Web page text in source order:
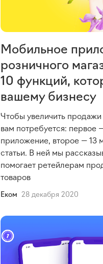
Мобильное
розничного
10 функций,
вашему бизнесу
Чтобы увеличить
вам потребуется: первое
приложение, второе — 13
статьи. В ней мы
помогает ретейлерам
товаров
Еком 28 декабря 2020